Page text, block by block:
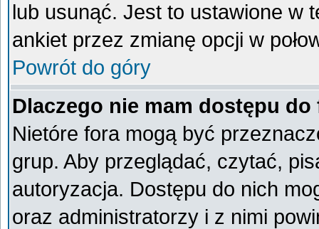
lub usunąć. Jest to ustawione w
ankiet przez zmianę opcji w
Powrót do góry
Dlaczego nie mam dostępu
Nietóre fora mogą być
grup. Aby przeglądać, czytać,
autoryzacja. Dostępu do nich
oraz administratorzy i z nimi